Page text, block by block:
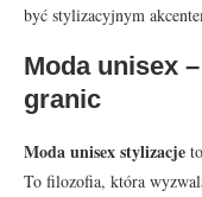
być stylizacyjnym
Moda unisex
granic
Moda unisex stylizacje
To filozofia, która